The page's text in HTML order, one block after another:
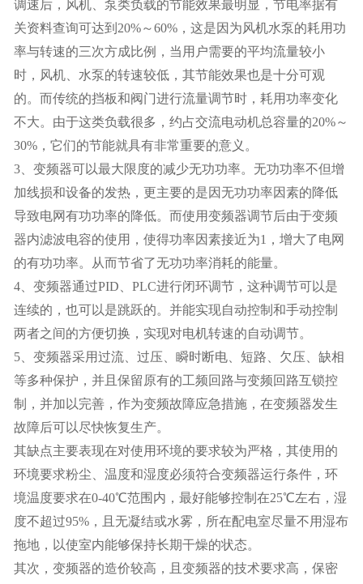
调速后，风机、泵类负载的节能效果最明显，节电率据有
关资料查询可达到20%～60%，这是因为风机水泵的耗用功
率与转速的三次方成比例，当用户需要的平均流量较小
时，风机、水泵的转速较低，其节能效果也是十分可观
的。而传统的挡板和阀门进行流量调节时，耗用功率变化
不大。由于这类负载很多，约占交流电动机总容量的20%～
30%，它们的节能就具有非常重要的意义。
3、变频器可以最大限度的减少无功功率。无功功率不但增
加线损和设备的发热，更主要的是因无功功率因素的降低
导致电网有功功率的降低。而使用变频器调节后由于变频
器内滤波电容的使用，使得功率因素接近为1，增大了电网
的有功功率。从而节省了无功功率消耗的能量。
4、变频器通过PID、PLC进行闭环调节，这种调节可以是
连续的，也可以是跳跃的。并能实现自动控制和手动控制
两者之间的方便切换，实现对电机转速的自动调节。
5、变频器采用过流、过压、瞬时断电、短路、欠压、缺相
等多种保护，并且保留原有的工频回路与变频回路互锁控
制，并加以完善，作为变频故障应急措施，在变频器发生
故障后可以尽快恢复生产。
其缺点主要表现在对使用环境的要求较为严格，其使用的
环境要求粉尘、温度和湿度必须符合变频器运行条件，环
境温度要求在0-40℃范围内，最好能够控制在25℃左右，湿
度不超过95%，且无凝结或水雾，所在配电室尽量不用湿布
拖地，以使室内能够保持长期干燥的状态。
其次，变频器的造价较高，且变频器的技术要求高，保密